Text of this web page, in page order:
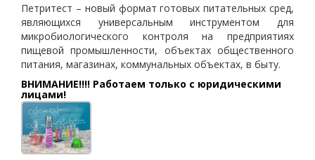
Петритест – новый формат готовых питательных сред,
являющихся универсальным инструментом для
микробиологического контроля на предприятиях
пищевой промышленности, объектах общественного
питания, магазинах, коммунальных объектах, в быту.
ВНИМАНИЕ!!!! Работаем только с юридическими
лицами!